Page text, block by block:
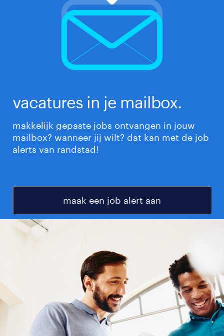
vacatures in je mailbox.
makkelijk gepaste jobs ontvangen in jouw
mailbox? wanneer jij wilt? dat kan met de job
alerts van randstad!
maak een job alert aan